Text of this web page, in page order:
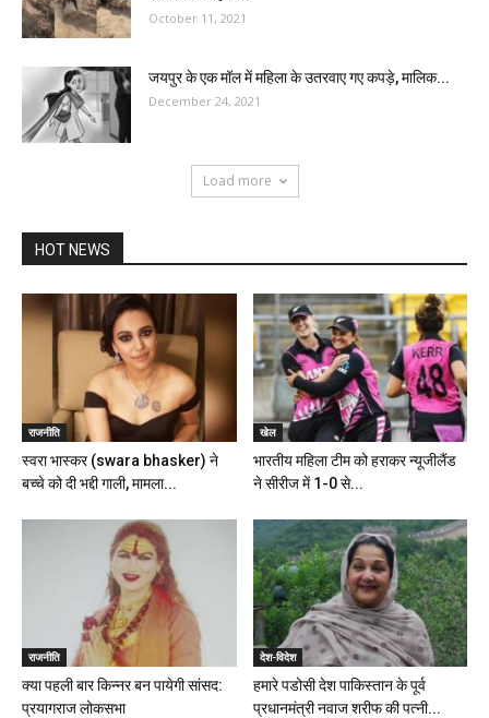
October 11, 2021
जयपुर के एक मॉल में महिला के उतरवाए गए कपड़े, मालिक...
December 24, 2021
Load more
HOT NEWS
राजनीति
स्वरा भास्कर (swara bhasker) ने
बच्चे को दी भद्दी गाली, मामला...
खेल
भारतीय महिला टीम को हराकर न्यूजीलैंड
ने सीरीज में 1-0 से...
राजनीति
क्या पहली बार किन्नर बन पायेगी सांसद:
प्रयागराज लोकसभा
देश-विदेश
हमारे पडोसी देश पाकिस्तान के पूर्व
प्रधानमंत्री नवाज शरीफ की पत्नी...